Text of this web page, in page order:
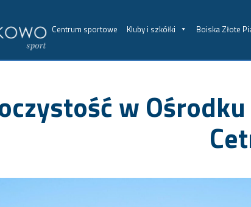
Centrum sportowe Kluby i szkółki Boiska Złote
w